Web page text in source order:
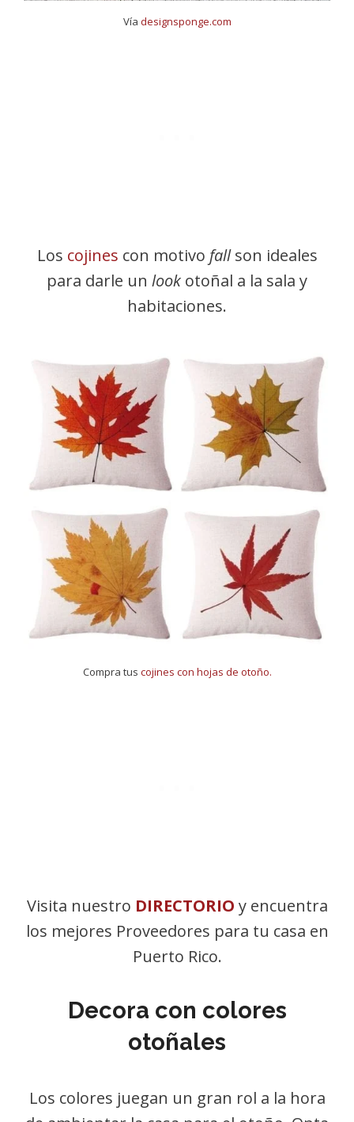
Vía designsponge.com
Los cojines con motivo fallson ideales
para darle un look otoñal a la sala y
habitaciones.
Compra tus cojines con hojas de otoño.
Visita nuestro DIRECTORIO y encuentra
los mejores Proveedores para tu casa en
Puerto Rico.
Decora con colores
otoñales
Los colores juegan un gran rol a la hora